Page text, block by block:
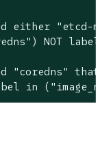
either "etcd-
NOT
"coredns"
in